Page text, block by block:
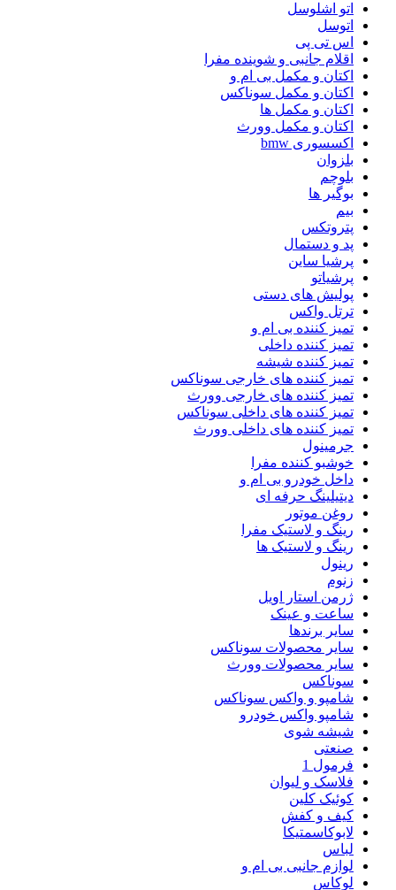
اتو اشلوسل
اتوسل
اس تی پی
اقلام جانبی و شوینده مفرا
اکتان و مکمل بی ام و
اکتان و مکمل سوناکس
اکتان و مکمل ها
اکتان و مکمل وورث
اکسسوری bmw
بلزوان
بلوچم
بوگیر ها
بیم
پتروتکس
پد و دستمال
پرشیا ساین
پرشیاتو
پولیش های دستی
ترتل واکس
تمیز کننده بی ام و
تمیز کننده داخلی
تمیز کننده شیشه
تمیز کننده های خارجی سوناکس
تمیز کننده های خارجی وورث
تمیز کننده های داخلی سوناکس
تمیز کننده های داخلی وورث
جرمینول
خوشبو کننده مفرا
داخل خودرو بی ام و
دیتیلینگ حرفه ای
روغن موتور
رینگ و لاستیک مفرا
رینگ و لاستیک ها
رینول
زنوم
ژرمن استار اویل
ساعت و عینک
سایر برندها
سایر محصولات سوناکس
سایر محصولات وورث
سوناکس
شامپو و واکس سوناکس
شامپو واکس خودرو
شیشه شوی
صنعتی
فرمول 1
فلاسک و لیوان
کوئیک کلین
کیف و کفش
لابوکاسمتیکا
لباس
لوازم جانبی بی ام و
لوکاس